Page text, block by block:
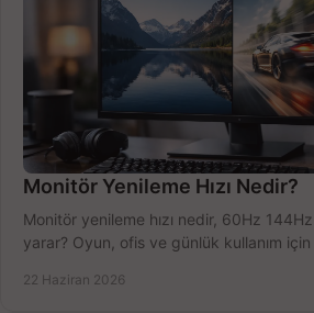
Monitör Yenileme Hızı Nedir?
Monitör yenileme hızı nedir, 60Hz
yarar? Oyun, ofis ve günlük kullanım
22 Haziran 2026